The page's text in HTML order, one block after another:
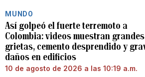
MUNDO
Así golpeó el fuerte terremoto a
Colombia: videos muestran grandes
grietas, cemento desprendido y
daños en edificios
10 de agosto de 2026 a las 10:19 a.m.